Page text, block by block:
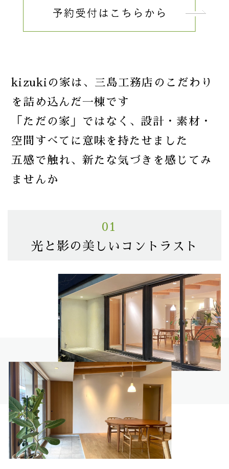
kizukiの家は、三島工務店のこだわり
を詰め込んだ一棟です
「ただの家」ではなく、設計・素材・
空間すべてに意味を持たせました
五感で触れ、新たな気づきを感じてみ
ませんか
01
光と影の美しいコントラスト